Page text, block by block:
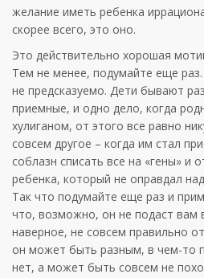
желание иметь ребенка
скорее всего, это оно.
Это действительно хорошая
Тем не менее, подумайте еще
не предсказуемо. Дети бывают
приемные, и одно дело, когда
хулиганом, от этого все равно
совсем другое – когда им стал
соблазн списать все на «гены» и
ребенка, который не оправдал
Так что подумайте еще раз и
что, возможно, он не подаст вам
наверное, не совсем правильно
он может быть разным, в чем-то
нет, а может быть совсем не